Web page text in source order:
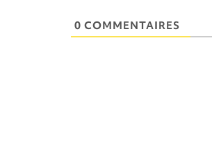
0 COMMENTAIRES